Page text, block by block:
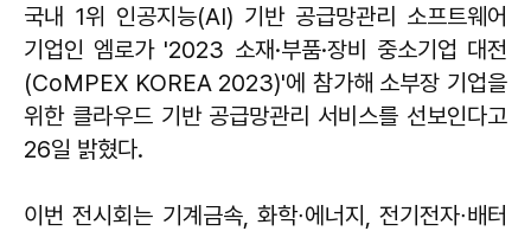
국내 1위 인공지능(AI) 기반 공급망관리 소프트웨어
기업인 엠로가 '2023 소재·부품·장비 중소기업 대전
(CoMPEX KOREA 2023)'에 참가해 소부장 기업을
위한 클라우드 기반 공급망관리 서비스를 선보인다고
26일 밝혔다.
이번 전시회는 기계금속, 화학∙에너지, 전기전자∙배터